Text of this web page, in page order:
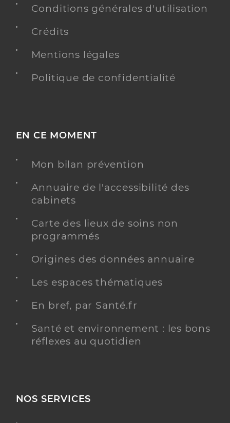
Conditions générales d'utilisation
Crédits
Mentions légales
Politique de confidentialité
EN CE MOMENT
Mon bilan prévention
Annuaire de l'accessibilité des
cabinets
Carte des lieux de soins non
programmés
Origines des données annuaire
Les espaces thématiques
En bref, par Santé.fr
Santé et environnement : les bons
réflexes au quotidien
NOS SERVICES